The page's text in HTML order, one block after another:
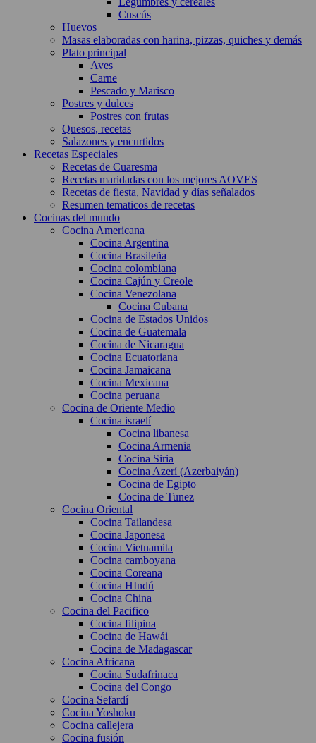
Cuscús
Huevos
Masas elaboradas con harina, pizzas, quiches y demás
Plato principal
Aves
Carne
Pescado y Marisco
Postres y dulces
Postres con frutas
Quesos, recetas
Salazones y encurtidos
Recetas Especiales
Recetas de Cuaresma
Recetas maridadas con los mejores AOVES
Recetas de fiesta, Navidad y días señalados
Resumen tematicos de recetas
Cocinas del mundo
Cocina Americana
Cocina Argentina
Cocina Brasileña
Cocina colombiana
Cocina Cajún y Creole
Cocina Venezolana
Cocina Cubana
Cocina de Estados Unidos
Cocina de Guatemala
Cocina de Nicaragua
Cocina Ecuatoriana
Cocina Jamaicana
Cocina Mexicana
Cocina peruana
Cocina de Oriente Medio
Cocina israelí
Cocina libanesa
Cocina Armenia
Cocina Siria
Cocina Azerí (Azerbaiyán)
Cocina de Egipto
Cocina de Tunez
Cocina Oriental
Cocina Tailandesa
Cocina Japonesa
Cocina Vietnamita
Cocina camboyana
Cocina Coreana
Cocina HIndú
Cocina China
Cocina del Pacifico
Cocina filipina
Cocina de Hawái
Cocina de Madagascar
Cocina Africana
Cocina Sudafrinaca
Cocina del Congo
Cocina Sefardí
Cocina Yoshoku
Cocina callejera
Cocina fusión